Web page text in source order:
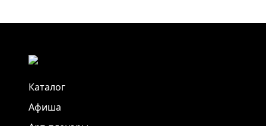
Каталог
Афиша